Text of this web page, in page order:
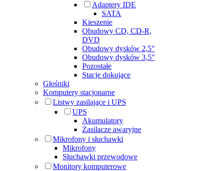
Adaptery IDE
SATA
Kieszenie
Obudowy CD, CD-R,
DVD
Obudowy dysków 2,5"
Obudowy dysków 3,5"
Pozostałe
Stacje dokujące
Głośniki
Komputery stacjonarne
Listwy zasilające i UPS
UPS
Akumulatory
Zasilacze awaryjne
Mikrofony i słuchawki
Mikrofony
Słuchawki przewodowe
Monitory komputerowe